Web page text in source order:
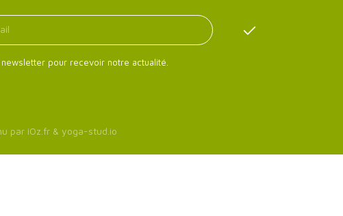
pour recevoir notre actualité.
par iOz.fr & yoga-stud.io